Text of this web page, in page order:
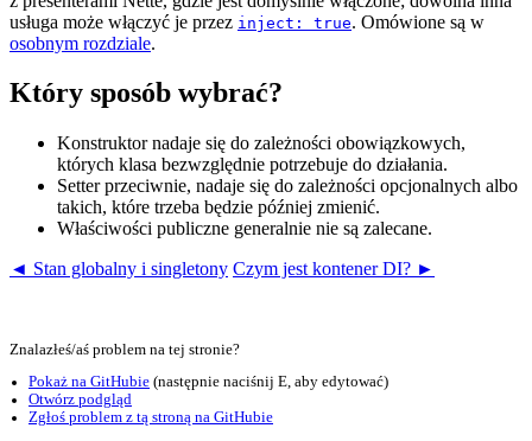
usługa może włączyć je przez inject: true. Omówione są w
osobnym rozdziale.
Który sposób wybrać?
Konstruktor nadaje się do zależności obowiązkowych,
których klasa bezwzględnie potrzebuje do działania.
Setter przeciwnie, nadaje się do zależności opcjonalnych albo
takich, które trzeba będzie później zmienić.
Właściwości publiczne generalnie nie są zalecane.
◄ Stan globalny i singletony Czym jest kontener DI? ►